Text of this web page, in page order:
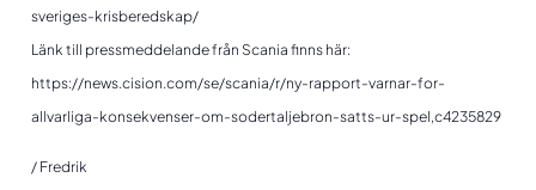
sveriges-krisberedskap/
Länk till pressmeddelande från Scania finns här:
https://news.cision.com/se/scania/r/ny-rapport-varnar-for-
allvarliga-konsekvenser-om-sodertaljebron-satts-ur-spel,c4235829
/ Fredrik